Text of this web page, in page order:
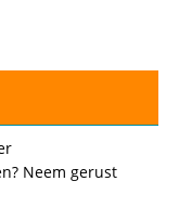
Neem gerust